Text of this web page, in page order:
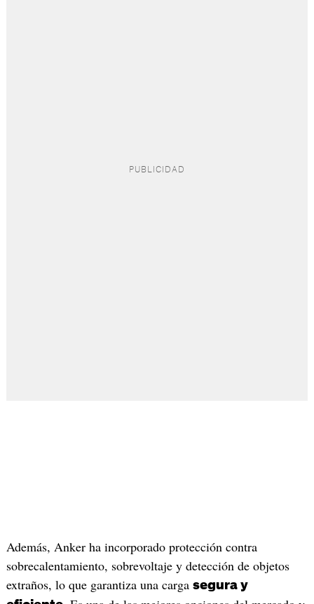
Además, Anker ha incorporado protección contra
sobrecalentamiento, sobrevoltaje y detección de objetos
extraños, lo que garantiza una carga segura y